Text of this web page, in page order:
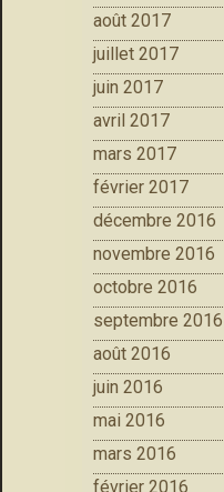
août 2017
juillet 2017
juin 2017
avril 2017
mars 2017
février 2017
décembre 2016
novembre 2016
octobre 2016
septembre 2016
août 2016
juin 2016
mai 2016
mars 2016
février 2016